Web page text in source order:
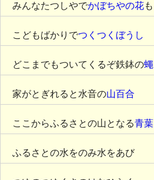
みんなたつしやでかぼちやの花も
こどもばかりでつくつくぼうし
どこまでもついてくるぞ鉄鉢の蠅
家がとぎれると水音の山百合
ここからふるさとの山となる青葉
ふるさとの水をのみ水をあび